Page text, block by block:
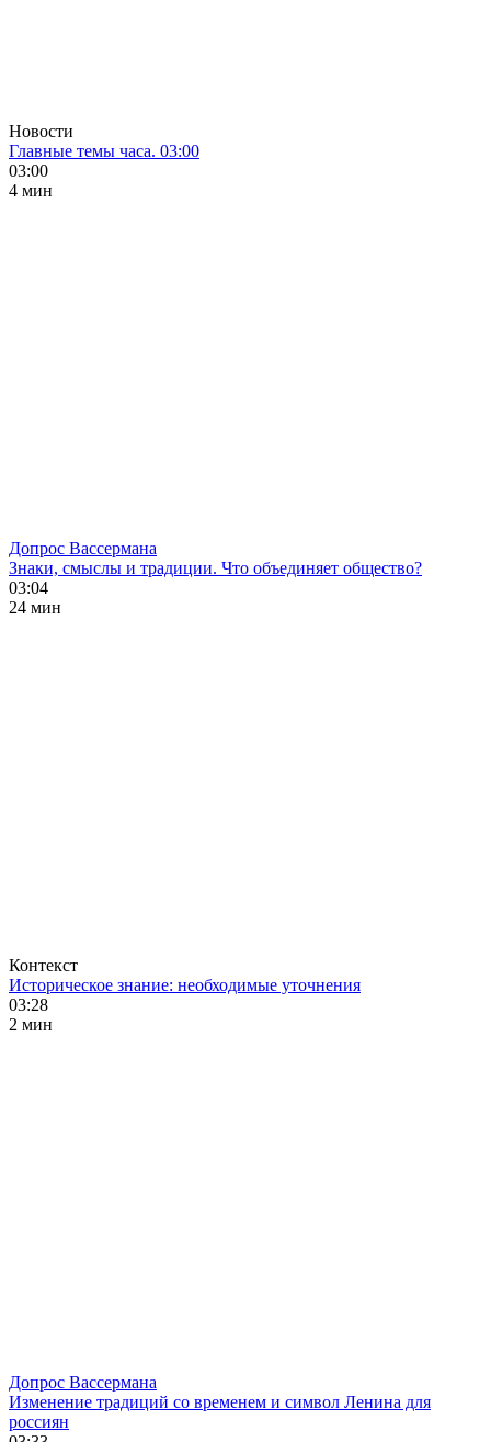
Новости
Главные темы часа. 03:00
03:00
4 мин
Допрос Вассермана
Знаки, смыслы и традиции. Что объединяет общество?
03:04
24 мин
Контекст
Историческое знание: необходимые уточнения
03:28
2 мин
Допрос Вассермана
Изменение традиций со временем и символ Ленина для
россиян